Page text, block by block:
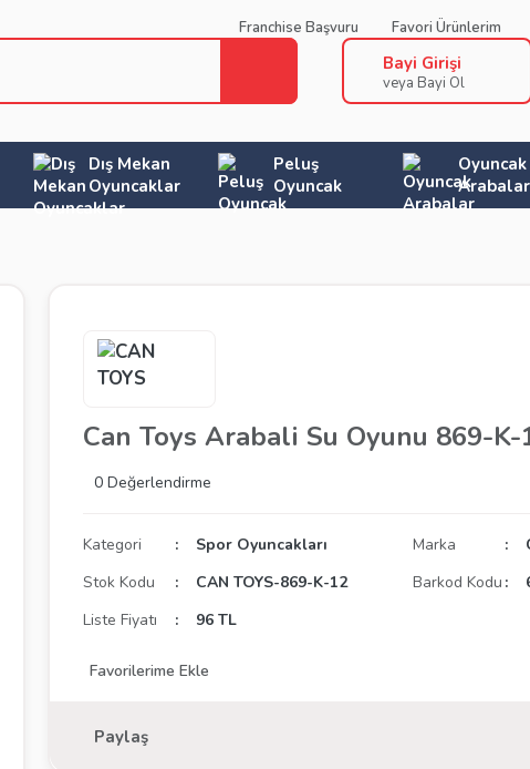
Franchise Başvuru Favori Ürünlerim
Bayi Girişi
veya Bayi Ol
Dış Mekan
Oyuncaklar
Peluş
Oyuncak
Oyuncak
Arabalar
Can Toys Arabali Su Oyunu 869-K-
0 Değerlendirme
Kategori Spor Oyuncakları Marka
Stok Kodu
CAN TOYS-869-K-12 Barkod Kodu
Liste Fiyatı
96 TL
Paylaş